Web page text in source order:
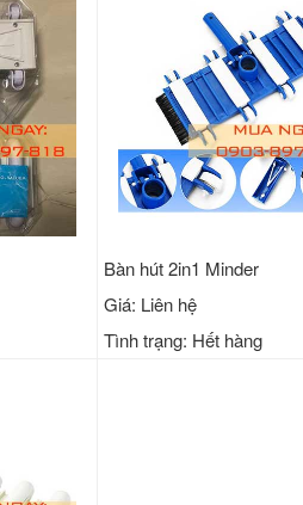
Bàn hút 2in1 Minder
Giá: Liên hệ
Tình trạng: Hết hàng